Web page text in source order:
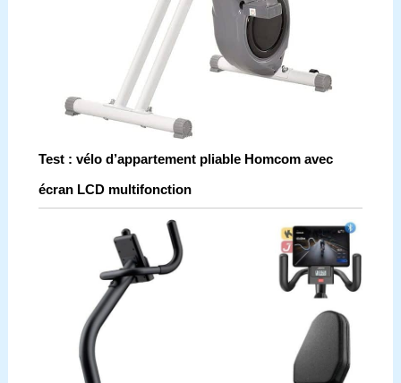
Test : vélo d’appartement pliable Homcom avec
écran LCD multifonction